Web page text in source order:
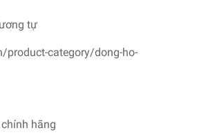
tự
product-category/dong-ho-
hãng